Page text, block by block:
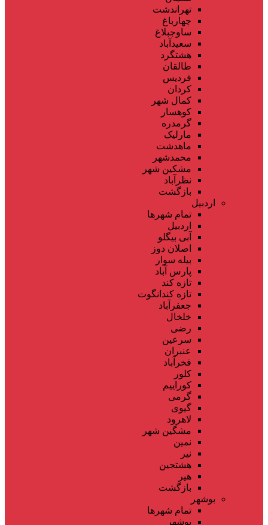
تهراندشت
چهارباغ
ساوجبلاغ
سعیدآباد
هشتگرد
طالقان
فردیس
کردان
کمال شهر
کوهسار
گرمدره
مارلیک
ماهدشت
محمدشهر
مشکین شهر
نظرآباد
بازگشت
اردبیل
تمام شهر‌ها
اردبیل
آبی بیگلو
اصلان دوز
بیله سوار
پارس آباد
تازه کند
تازه کندانگوت
جعفرآباد
خلخال
رضی
سرعین
عنبران
فخرآباد
کلور
کوراییم
گرمی
گیوی
لاهرود
مشگین شهر
نمین
نیر
هشتجین
هیر
بازگشت
بوشهر
تمام شهر‌ها
بوشهر